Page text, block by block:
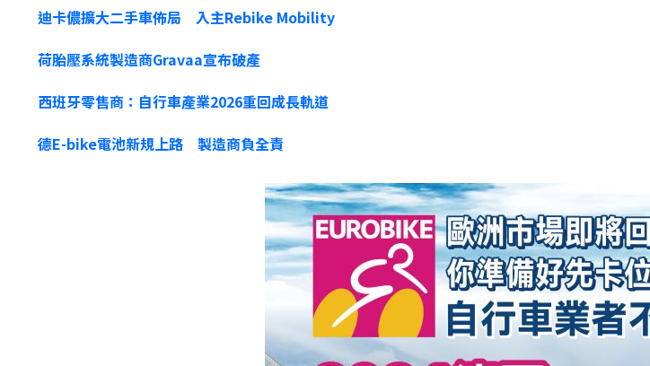
迪卡儂擴大二手車佈局 入主Rebike Mobility
荷胎壓系統製造商Gravaa宣布破產
西班牙零售商：自行車產業2026重回成長軌道
德E-bike電池新規上路 製造商負全責